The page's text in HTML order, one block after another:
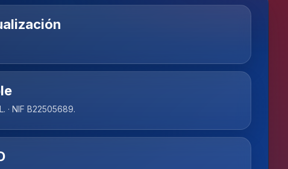
· NIF B22505689.